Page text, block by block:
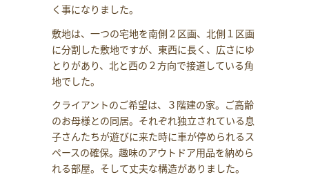
く事になりました。
敷地は、一つの宅地を南側２区画、北側１区画
に分割した敷地ですが、東西に長く、広さにゆ
とりがあり、北と西の２方向で接道している角
地でした。
クライアントのご希望は、３階建の家。ご高齢
のお母様との同居。それぞれ独立されている息
子さんたちが遊びに来た時に車が停められるス
ペースの確保。趣味のアウトドア用品を納めら
れる部屋。そして丈夫な構造がありました。